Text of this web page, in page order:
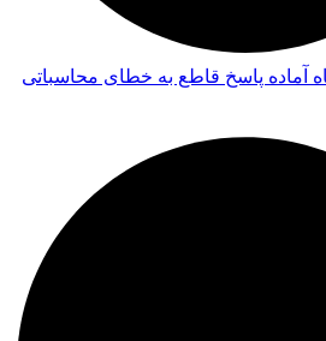
آماده پاسخ قاطع به خطای محاسباتی